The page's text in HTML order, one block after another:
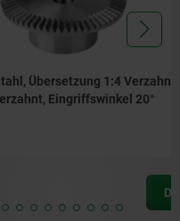
1:4 Verzahnung
20°